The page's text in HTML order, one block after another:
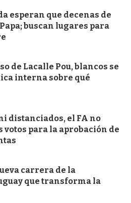
esperan que decenas de
buscan lugares para
de Lacalle Pou, blancos se
interna sobre qué
distanciados, el FA no
votos para la aprobación de
carrera de la
que transforma la